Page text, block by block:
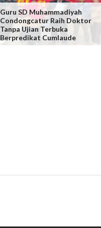
Guru SD Muhammadiyah
Condongcatur Raih Doktor
Tanpa Ujian Terbuka
Berpredikat Cumlaude